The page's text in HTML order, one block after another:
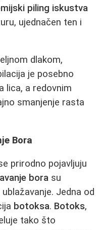
piling iskustva
ujednačen ten i
dlakom,
je posebno
lica, a redovnim
smanjenje rasta
Bora
prirodno pojavljuju
bora su
Jedna od
botoksa. Botoks,
tako što